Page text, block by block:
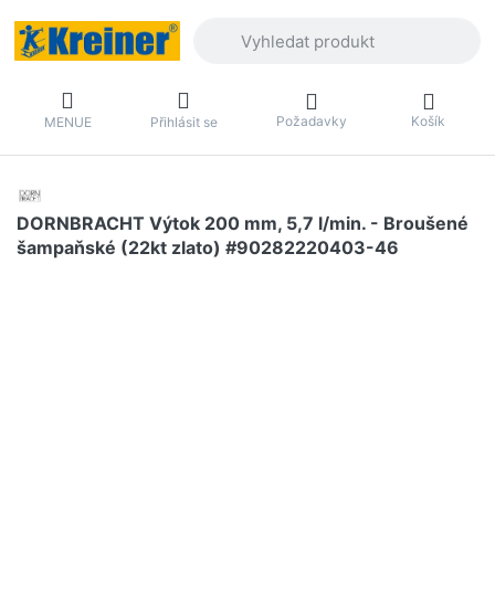
MENUE Přihlásit se Požadavky Košík
DORNBRACHT Výtok 200 mm, 5,7 l/min. - Broušené
šampaňské (22kt zlato) #90282220403-46